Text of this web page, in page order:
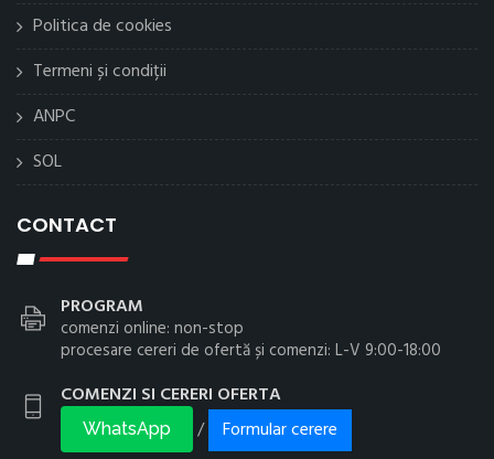
Politica de cookies
Termeni și condiții
ANPC
SOL
CONTACT
PROGRAM
comenzi online: non-stop
procesare cereri de ofertă și comenzi: L-V 9:00-18:00
COMENZI SI CERERI OFERTA
WhatsApp /
Formular cerere